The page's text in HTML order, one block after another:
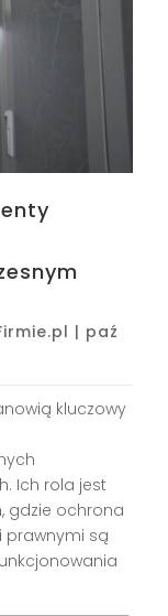
| paź
kluczowy
Ich rola jest
gdzie ochrona
są